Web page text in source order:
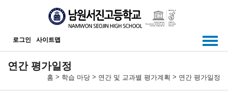
로그인 사이트맵
연간 평가일정
홈 > 학습 마당 > 연간 및 교과별 평가계획 > 연간 평가일정